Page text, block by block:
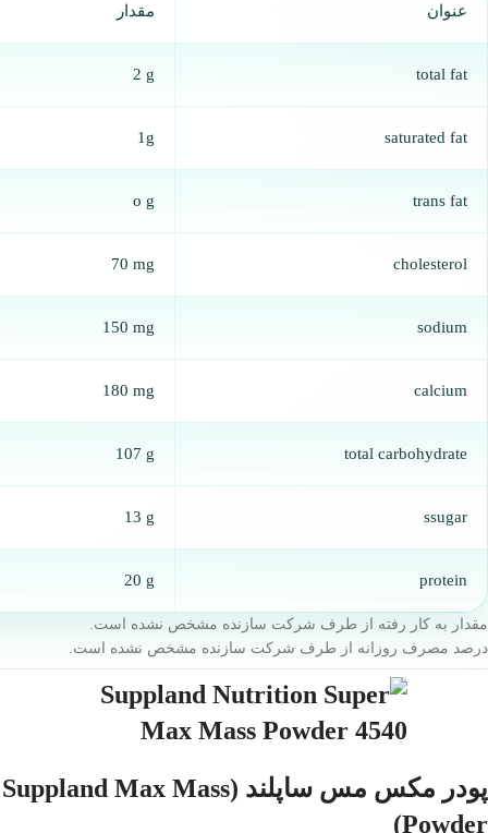
عنوان مقدار
total fat
2 g
saturated fat
1g
trans fat
o g
cholesterol
70 mg
sodium
150 mg
calcium
180 mg
total carbohydrate
107 g
ssugar
13 g
protein
20 g
مقدار به کار رفته از طرف شرکت سازنده مشخص نشده است.
درصد مصرف روزانه از طرف شرکت سازنده مشخص نشده است.
پودر مکس مس ساپلند (Suppland Max Mass
Powder)